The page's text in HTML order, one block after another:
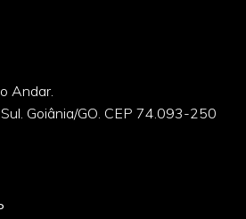
Andar.
Goiânia/GO. CEP 74.093-250